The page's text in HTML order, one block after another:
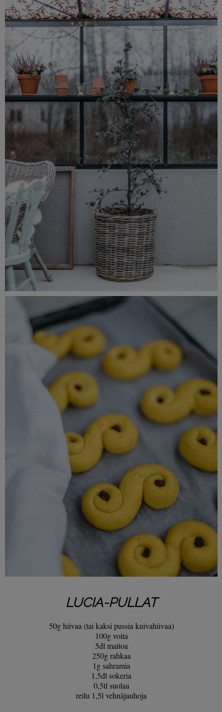
LUCIA-PULLAT
50g hiivaa (tai kaksi pussia kuivahiivaa)
100g voita
5dl maitoa
250g rahkaa
1g sahramia
1,5dl sokeria
0,5tl suolaa
reilu 1,5l vehnäjauhoja